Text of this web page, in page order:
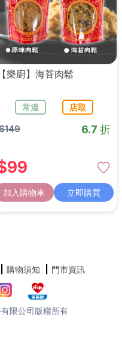
清除所有記錄
【樂廚】海苔肉鬆
常溫 店取
149 6.7 折
99
加入購物車 立即購買
購物須知 門市資訊
限公司版權所有